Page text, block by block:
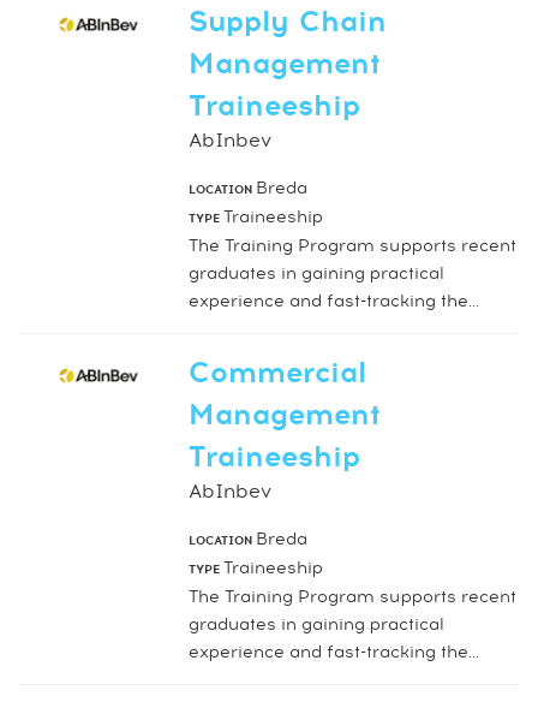
Supply Chain
Management
Traineeship
AbInbev
LOCATION Breda
TYPE Traineeship
The Training Program supports recent
graduates in gaining practical
experience and fast-tracking the...
Commercial
Management
Traineeship
AbInbev
LOCATION Breda
TYPE Traineeship
The Training Program supports recent
graduates in gaining practical
experience and fast-tracking the...